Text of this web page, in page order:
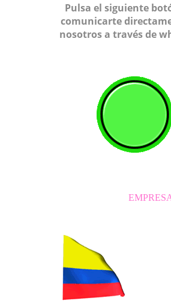
Pulsa el siguiente
comunicarte
nosotros a través de
EMPRESARIO